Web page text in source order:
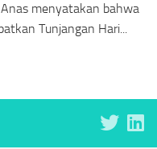
menyatakan bahwa
Tunjangan Hari...